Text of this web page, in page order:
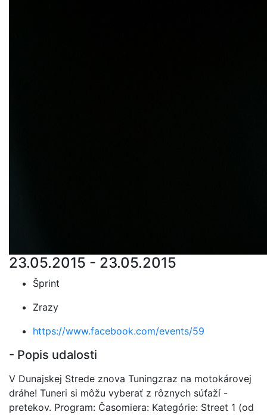
23.05.2015 - 23.05.2015
Šprint
Zrazy
https://www.facebook.com/events/59
- Popis udalosti
V Dunajskej Strede znova Tuningzraz na motokárovej
dráhe! Tuneri si môžu vyberať z rôznych súťaží -
pretekov. Program: Časomiera: Kategórie: Street 1 (od